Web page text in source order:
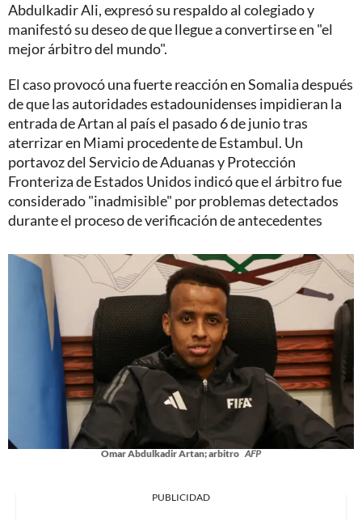
Abdulkadir Ali, expresó su respaldo al colegiado y
manifestó su deseo de que llegue a convertirse en "el
mejor árbitro del mundo".
El caso provocó una fuerte reacción en Somalia después
de que las autoridades estadounidenses impidieran la
entrada de Artan al país el pasado 6 de junio tras
aterrizar en Miami procedente de Estambul. Un
portavoz del Servicio de Aduanas y Protección
Fronteriza de Estados Unidos indicó que el árbitro fue
considerado "inadmisible" por problemas detectados
durante el proceso de verificación de antecedentes
Omar Abdulkadir Artan; arbitro AFP
PUBLICIDAD